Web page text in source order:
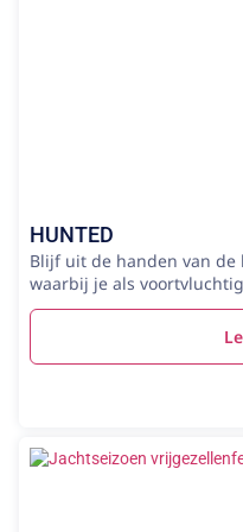
HUNTED
Blijf uit de handen van de
waarbij je als